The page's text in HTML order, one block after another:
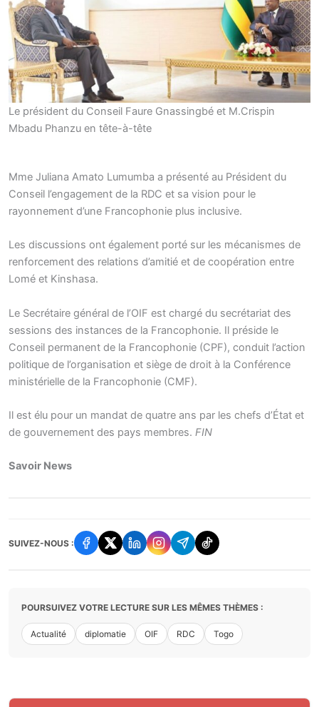
Le président du Conseil Faure Gnassingbé et M.Crispin
Mbadu Phanzu en tête-à-tête
Mme Juliana Amato Lumumba a présenté au Président du
Conseil l’engagement de la RDC et sa vision pour le
rayonnement d’une Francophonie plus inclusive.
Les discussions ont également porté sur les mécanismes de
renforcement des relations d’amitié et de coopération entre
Lomé et Kinshasa.
Le Secrétaire général de l’OIF est chargé du secrétariat des
sessions des instances de la Francophonie. Il préside le
Conseil permanent de la Francophonie (CPF), conduit l’action
politique de l’organisation et siège de droit à la Conférence
ministérielle de la Francophonie (CMF).
Il est élu pour un mandat de quatre ans par les chefs d’État et
de gouvernement des pays membres. FIN
Savoir News
SUIVEZ-NOUS :
POURSUIVEZ VOTRE LECTURE SUR LES MÊMES THÈMES :
Actualité diplomatie OIF RDC Togo